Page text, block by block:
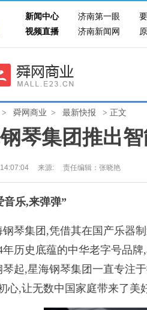
新闻中心 济南第一眼
视频直播
济南新闻网
> 舜网商业 > 最新快报 > 正文
琴集团推出
来源: 责任编辑：张晓艳
乐,来弹弹”
集团,凭借其在国产乐器制
年历史底蕴的中华老字号品
琴起,星海钢琴集团一直专注
心,让无数中国家庭带来了美